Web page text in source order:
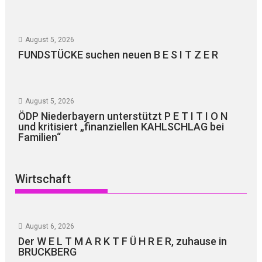
August 5, 2026
FUNDSTÜCKE suchen neuen B E S I T Z E R
August 5, 2026
ÖDP Niederbayern unterstützt P E T I T I O N
und kritisiert „finanziellen KAHLSCHLAG bei
Familien“
Wirtschaft
August 6, 2026
Der W E L T M A R K T F Ü H R E R, zuhause in
BRUCKBERG